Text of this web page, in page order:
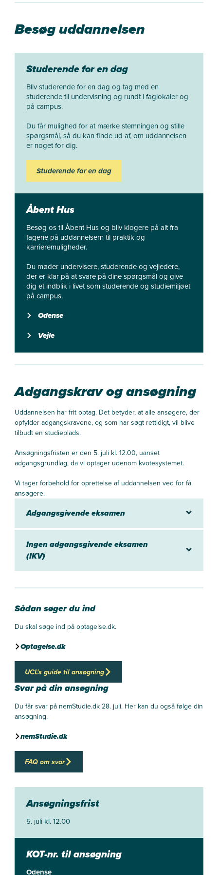
virksomhedsfællesskab. Her har UCL et lille
iværksætterlystne studerende. I Spinderihallerne
finder du også prototypeværkstedet FabLab, hvor
Besøg uddannelsen
Studerende for en dag
Bliv studerende for en dag og tag med en
studerende til undervisning og rundt i faglokaler og
på campus.
Du får mulighed for at mærke stemningen og stille
spørgsmål, så du kan finde ud af, om uddannelsen
er noget for dig.
Studerende for en dag
Åbent Hus
Besøg os til Åbent Hus og bliv klogere på alt fra
fagene på uddannelsern til praktik og
karrieremuligheder.
Du møder undervisere, studerende og vejledere,
der er klar på at svare på dine spørgsmål og give
dig et indblik i livet som studerende og studiemiljøet
på campus.
Odense
Vejle
Adgangskrav og ansøgning
Uddannelsen har frit optag. Det betyder, at alle ansøgere, der
opfylder adgangskravene, og som har søgt rettidigt, vil blive
tilbudt en studieplads.
Ansøgningsfristen er den 5. juli kl. 12.00, uanset
adgangsgrundlag, da vi optager udenom kvotesystemet.
Vi tager forbehold for oprettelse af uddannelsen ved for få
ansøgere.
Adgangsgivende eksamen
Ingen adgangsgivende eksamen
(IKV)
Sådan søger du ind
Du skal søge ind på optagelse.dk.
Optagelse.dk
UCL's guide til ansøgning
Svar på din ansøgning
Du får svar på nemStudie.dk 28. juli. Her kan du også følge din
ansøgning.
nemStudie.dk
FAQ om svar
Ansøgningsfrist
5. juli kl. 12.00
KOT-nr. til ansøgning
Odense